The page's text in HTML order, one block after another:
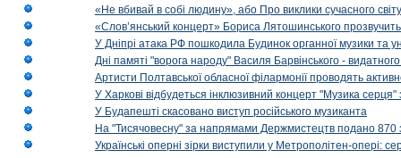
«Не вбивай в собі людину», або Про виклики сучасного світу
«Слов’янський концерт» Бориса Лятошинського
У Дніпрі атака РФ пошкодила Будинок органної музики та
Дні памяті "ворога народу" Василя Барвінського -
Артисти Полтавської обласної філармонії проводять
У Харкові відбудеться інклюзивний концерт "Музика
У Будапешті скасовано виступ російського музиканта
На "Тисячовесну" за напрямами Держмистецтв подано 870
Українські оперні зірки виступили у Метрополітен-опері: